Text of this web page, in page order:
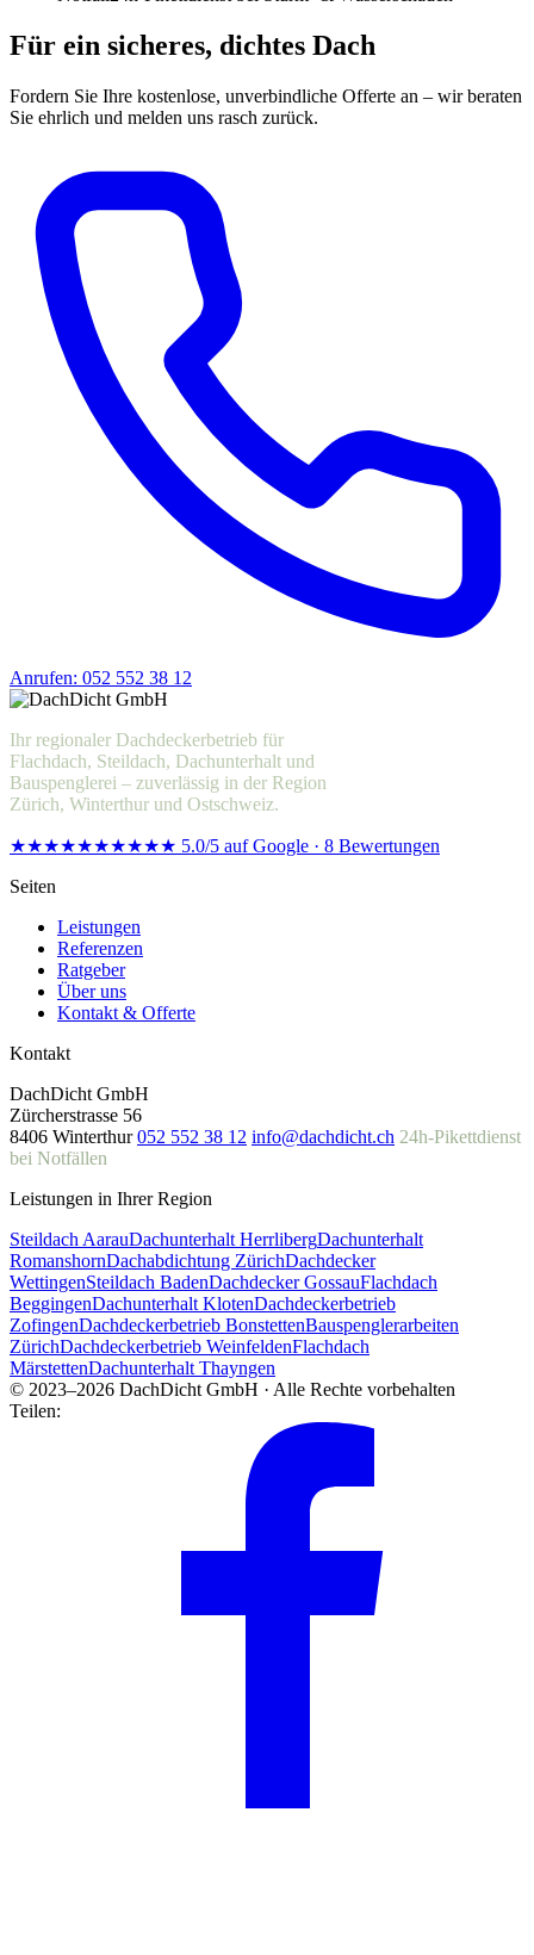
Für ein sicheres, dichtes Dach
Fordern Sie Ihre kostenlose, unverbindliche Offerte an – wir beraten
Sie ehrlich und melden uns rasch zurück.
Anrufen: 052 552 38 12
Ihr regionaler Dachdeckerbetrieb für
Flachdach, Steildach, Dachunterhalt und
Bauspenglerei – zuverlässig in der Region
Zürich, Winterthur und Ostschweiz.
★★★★★★★★★★ 5.0/5 auf Google · 8 Bewertungen
Seiten
Leistungen
Referenzen
Ratgeber
Über uns
Kontakt & Offerte
Kontakt
DachDicht GmbH
Zürcherstrasse 56
8406 Winterthur 052 552 38 12 info@dachdicht.ch 24h-Pikettdienst
bei Notfällen
Leistungen in Ihrer Region
Steildach AarauDachunterhalt HerrlibergDachunterhalt
RomanshornDachabdichtung ZürichDachdecker
WettingenSteildach BadenDachdecker GossauFlachdach
BeggingenDachunterhalt KlotenDachdeckerbetrieb
ZofingenDachdeckerbetrieb BonstettenBauspenglerarbeiten
ZürichDachdeckerbetrieb WeinfeldenFlachdach
MärstettenDachunterhalt Thayngen
© 2023–2026 DachDicht GmbH · Alle Rechte vorbehalten
Teilen: